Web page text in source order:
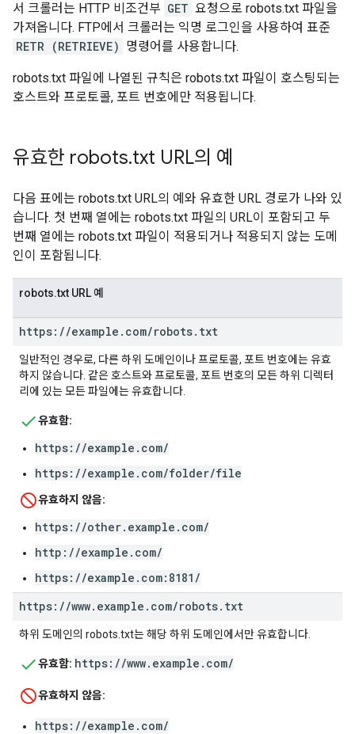
서 크롤러는 HTTP 비조건부 GET 요청으로 robots.txt 파일을
가져옵니다. FTP에서 크롤러는 익명 로그인을 사용하여 표준
RETR (RETRIEVE) 명령어를 사용합니다.
robots.txt 파일에 나열된 규칙은 robots.txt 파일이 호스팅되는
호스트와 프로토콜, 포트 번호에만 적용됩니다.
유효한 robots.txt URL의 예
다음 표에는 robots.txt URL의 예와 유효한 URL 경로가 나와 있
습니다. 첫 번째 열에는 robots.txt 파일의 URL이 포함되고 두
번째 열에는 robots.txt 파일이 적용되거나 적용되지 않는 도메
인이 포함됩니다.
robots.txt URL 예
https: //example . com/robots. txt
일반적인 경우로, 다른 하위 도메인이나 프로토콜, 포트 번호에는 유효
하지 않습니다. 같은 호스트와 프로토콜, 포트 번호의 모든 하위 디렉터
리에 있는 모든 파일에는 유효합니다.
유효함:
https://example.com/
https://example.com/folder/file
유효하지 않음:
https://other.example.com/
http://example.com/
https://example.com:8181/
https: //www. example . com/robots. txt
하위 도메인의 robots.txt는 해당 하위 도메인에서만 유효합니다.
유효함: https://www.example.com/
유효하지 않음:
https://example.com/